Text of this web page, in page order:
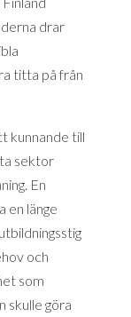
drar
titta på från
kunnande till
sektor
En
en länge
och
som
skulle göra